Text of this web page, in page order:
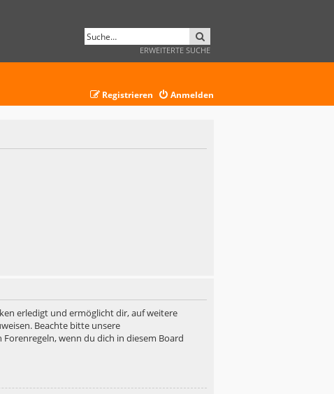
ERWEITERTE SUCHE
Anmelden
Registrieren
erledigt und ermöglicht dir, auf weitere
Beachte bitte unsere
wenn du dich in diesem Board